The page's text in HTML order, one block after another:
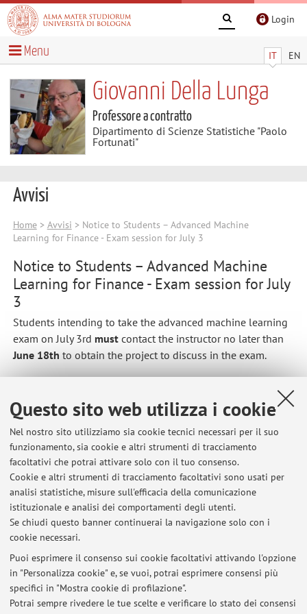
Questo sito web utilizza i cookie
Nel nostro sito utilizziamo sia cookie tecnici necessari per il suo
funzionamento, sia cookie e altri strumenti di tracciamento
facoltativi che potrai attivare solo con il tuo consenso.
Cookie e altri strumenti di tracciamento facoltativi sono usati per
analisi statistiche, misure sull'efficacia della comunicazione
istituzionale e analisi dei comportamenti degli utenti.
Se chiudi questo banner continuerai la navigazione solo con i
cookie necessari.
Puoi esprimere il consenso sui cookie facoltativi attivando l'opzione
in "Personalizza cookie" e, se vuoi, potrai esprimere consensi più
specifici in "Mostra cookie di profilazione".
Potrai sempre rivedere le tue scelte e verificare lo stato dei consensi
Login
IT EN
Menu
Giovanni Della Lunga
Professore a contratto
Dipartimento di Scienze Statistiche "Paolo
Fortunati"
Avvisi
Home> Avvisi > Notice to Students – Advanced Machine
Learning for Finance - Exam session for July 3
Notice to Students – Advanced Machine
Learning for Finance - Exam session for July
3
Students intending to take the advanced machine learning
exam on July 3rd mustcontact the instructor no later than
June 18th to obtain the project to discuss in the exam.
contact information will not be considered.
Pubblicato il: 09 giugno 2026
Ultimi avvisi
Notice to Students – Advanced Machine Learning for Finance - Exam
session for July 3
Pubblicato il: 09 giugno 2026
Notice to Students – Advanced Machine Learning for Finance - Exam
session for 15 June